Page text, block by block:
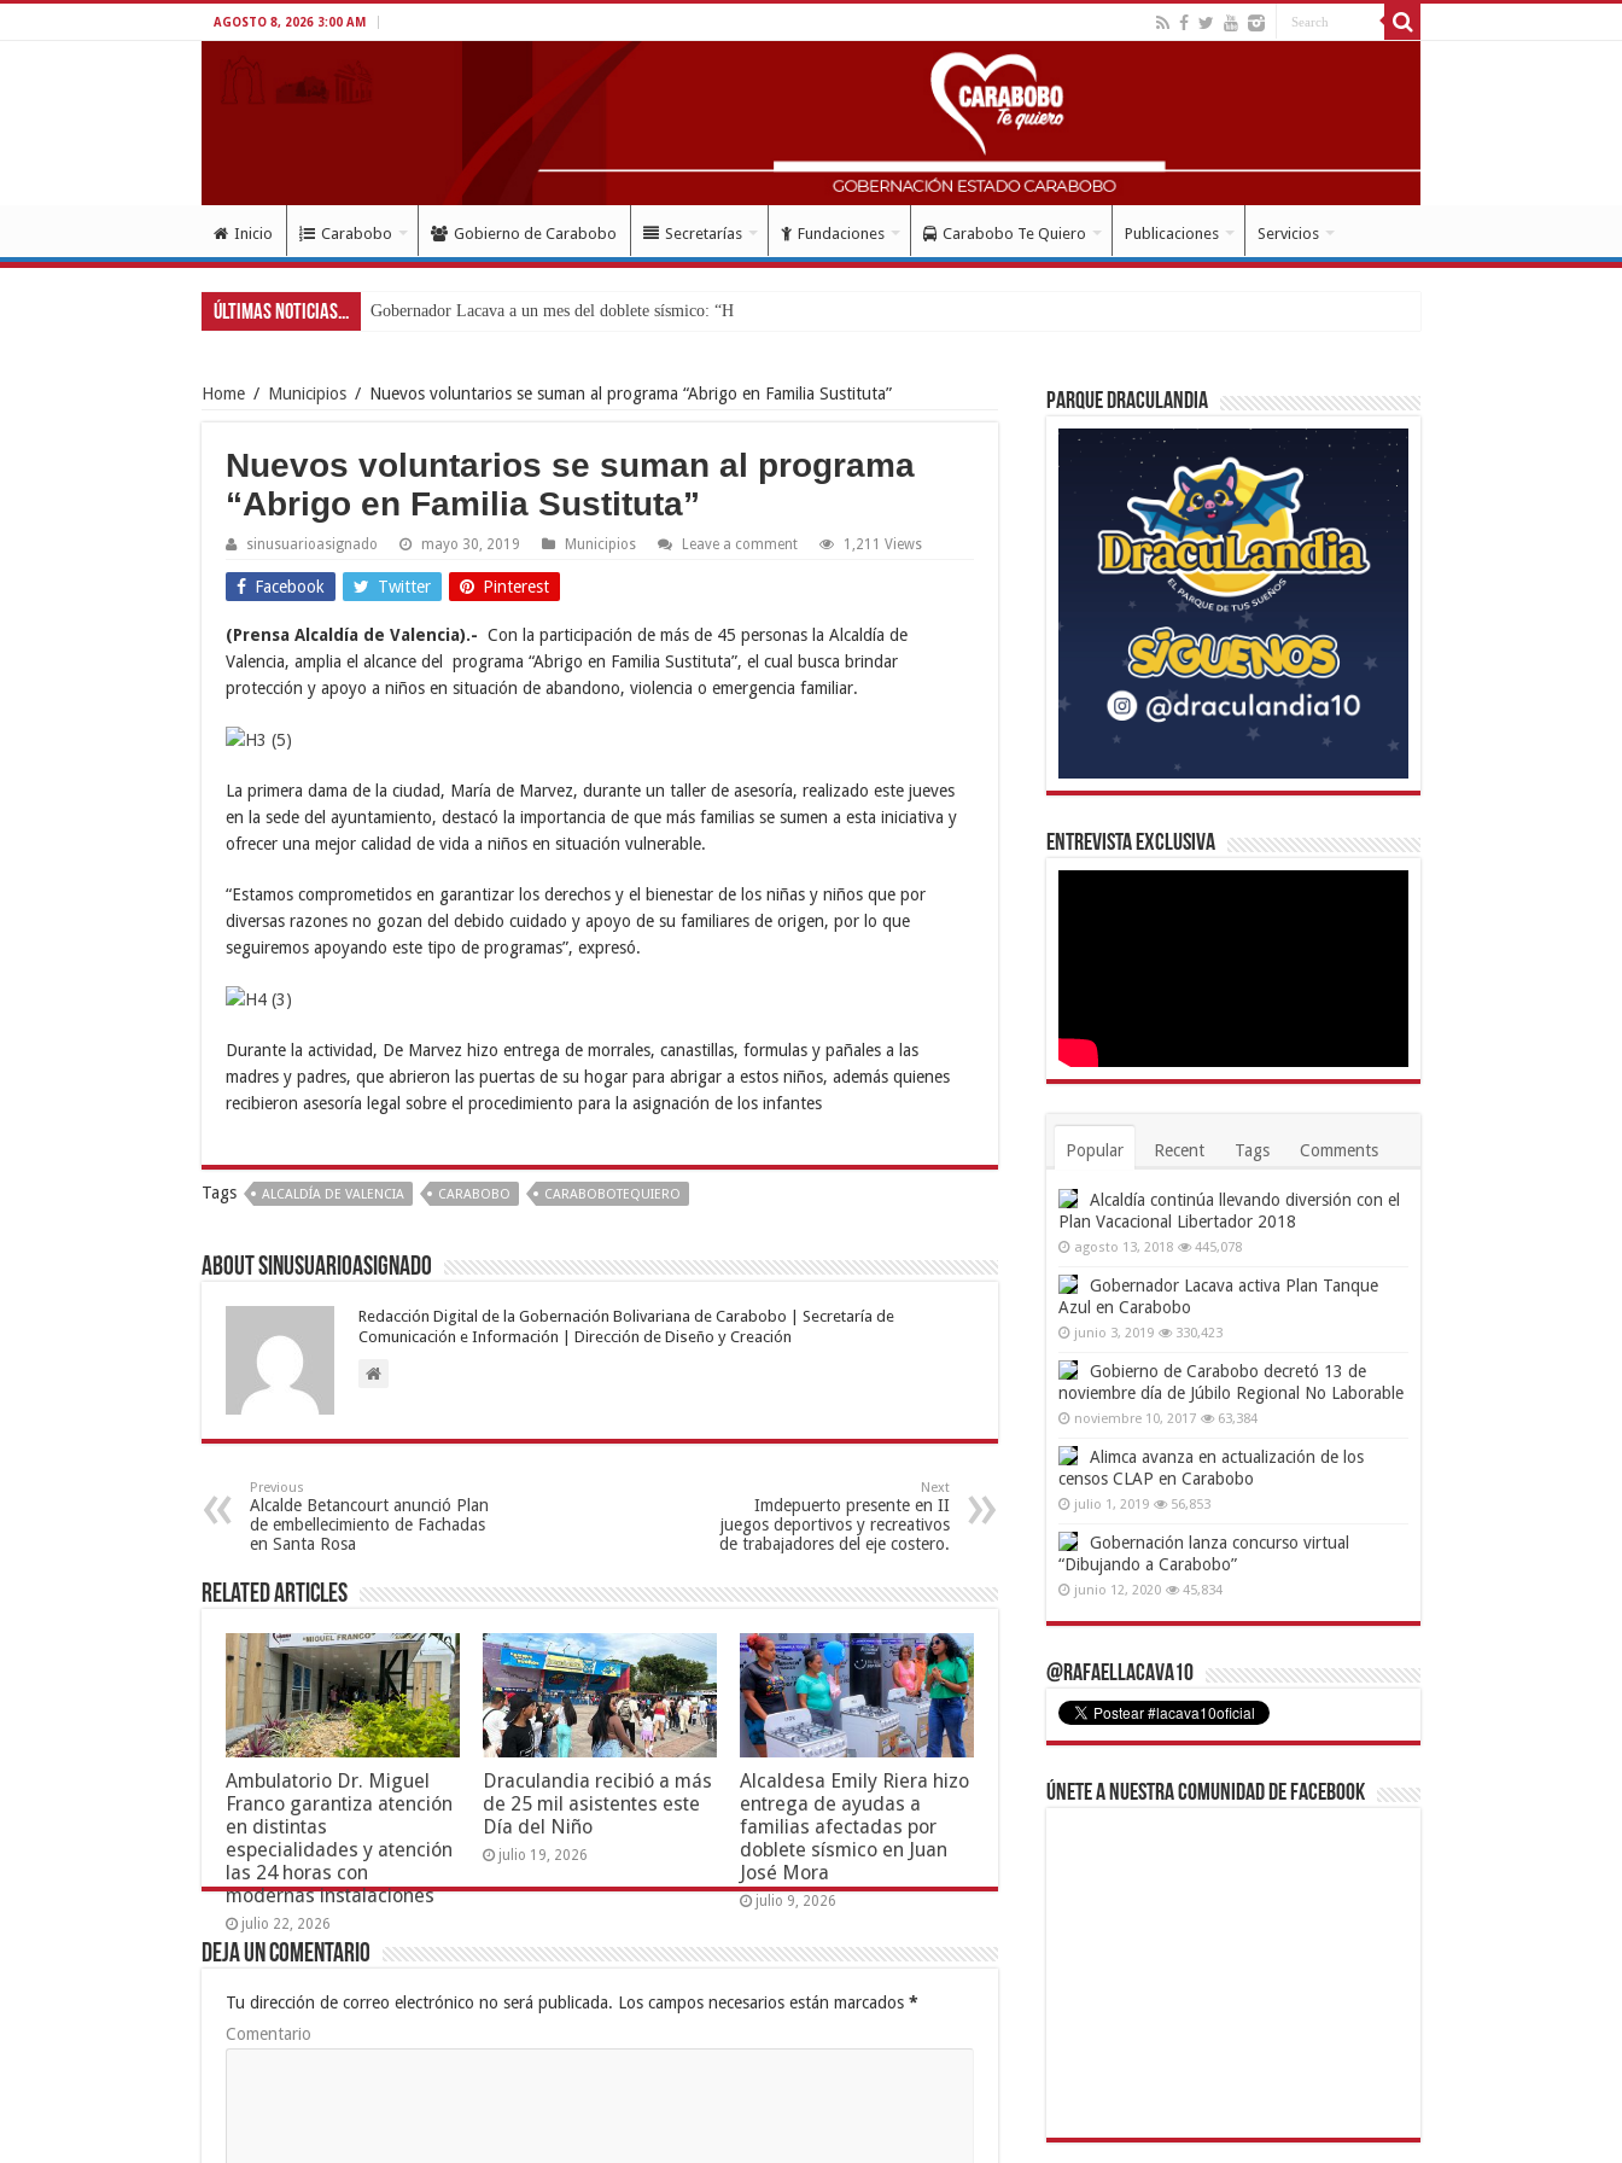
AGOSTO 8, 2026 3:00 AM
Inicio Carabobo Gobierno de Carabobo Secretarías Fundaciones Carabobo Te Quiero Publicaciones Servicios
Últimas Noticias... Gobernador Lacava a un mes del doblete sísmico: “Honro al valiente
Home / Municipios / Nuevos voluntarios se suman al programa “Abrigo en Familia Sustituta”
Nuevos voluntarios se suman al programa
“Abrigo en Familia Sustituta”
sinusuarioasignado mayo 30, 2019 Municipios Leave a comment 1,211 Views
Facebook Twitter Pinterest
(Prensa Alcaldía de Valencia).- Con la participación de más de 45 personas la Alcaldía de
Valencia, amplia el alcance del programa “Abrigo en Familia Sustituta”, el cual busca brindar
protección y apoyo a niños en situación de abandono, violencia o emergencia familiar.
La primera dama de la ciudad, María de Marvez, durante un taller de asesoría, realizado este jueves
en la sede del ayuntamiento, destacó la importancia de que más familias se sumen a esta iniciativa y
ofrecer una mejor calidad de vida a niños en situación vulnerable.
“Estamos comprometidos en garantizar los derechos y el bienestar de los niñas y niños que por
diversas razones no gozan del debido cuidado y apoyo de su familiares de origen, por lo que
seguiremos apoyando este tipo de programas”, expresó.
Durante la actividad, De Marvez hizo entrega de morrales, canastillas, formulas y pañales a las
madres y padres, que abrieron las puertas de su hogar para abrigar a estos niños, además quienes
recibieron asesoría legal sobre el procedimiento para la asignación de los infantes
Tags ALCALDÍA DE VALENCIA CARABOBO CARABOBOTEQUIERO
About sinusuarioasignado
Redacción Digital de la Gobernación Bolivariana de Carabobo | Secretaría de
Comunicación e Información | Dirección de Diseño y Creación
Previous
Alcalde Betancourt anunció Plan
de embellecimiento de Fachadas
en Santa Rosa
Next
Imdepuerto presente en II
juegos deportivos y recreativos
de trabajadores del eje costero.
Related Articles
Ambulatorio Dr. Miguel
Franco garantiza atención
en distintas
especialidades y atención
las 24 horas con
modernas instalaciones
julio 22, 2026
Draculandia recibió a más
de 25 mil asistentes este
Día del Niño
julio 19, 2026
Alcaldesa Emily Riera hizo
entrega de ayudas a
familias afectadas por
doblete sísmico en Juan
José Mora
julio 9, 2026
Deja un comentario
Tu dirección de correo electrónico no será publicada. Los campos necesarios están marcados *
Comentario
Parque Draculandia
Entrevista Exclusiva
Popular Recent Tags Comments
Alcaldía continúa llevando diversión con el
Plan Vacacional Libertador 2018
agosto 13, 2018 445,078
Gobernador Lacava activa Plan Tanque
Azul en Carabobo
junio 3, 2019 330,423
Gobierno de Carabobo decretó 13 de
noviembre día de Júbilo Regional No Laborable
noviembre 10, 2017 63,384
Alimca avanza en actualización de los
censos CLAP en Carabobo
julio 1, 2019 56,853
Gobernación lanza concurso virtual
“Dibujando a Carabobo”
junio 12, 2020 45,834
@RafaelLacava10
Únete a nuestra comunidad de Facebook